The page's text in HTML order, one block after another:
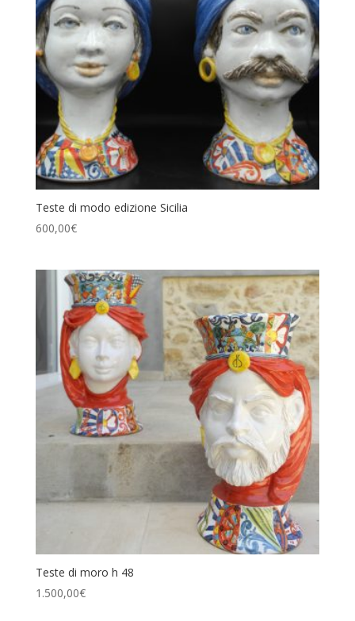
Teste di modo edizione Sicilia
600,00€
Teste di moro h 48
1.500,00€